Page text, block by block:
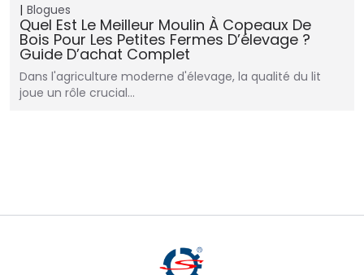
Blogues
Quel Est Le Meilleur Moulin À Copeaux De
Bois Pour Les Petites Fermes D’élevage ?
Guide D’achat Complet
Dans l'agriculture moderne d'élevage, la qualité du lit
joue un rôle crucial…